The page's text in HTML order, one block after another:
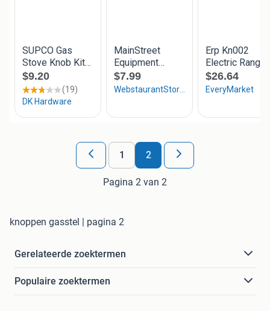
1 2
Pagina 2 van 2
knoppen gasstel | pagina 2
Gerelateerde zoektermen
Populaire zoektermen